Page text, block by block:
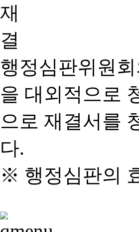
행정심판위원
을 대외적으로
으로 재결서를
다.
※ 행정심판의